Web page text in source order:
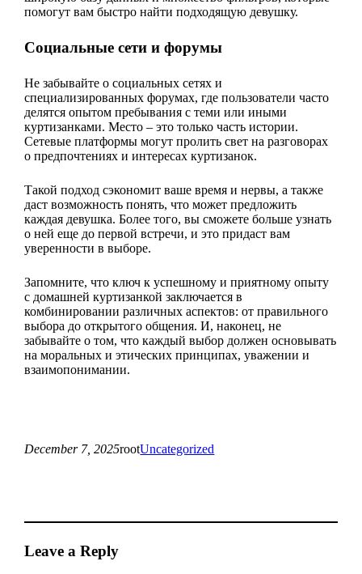
помогут вам быстро найти подходящую девушку.
Социальные сети и форумы
Не забывайте о социальных сетях и
специализированных форумах, где пользователи часто
делятся опытом пребывания с теми или иными
куртизанками. Место – это только часть истории.
Сетевые платформы могут пролить свет на разговорах
о предпочтениях и интересах куртизанок.
Такой подход сэкономит ваше время и нервы, а также
даст возможность понять, что может предложить
каждая девушка. Более того, вы сможете больше узнать
о ней еще до первой встречи, и это придаст вам
уверенности в выборе.
Запомните, что ключ к успешному и приятному опыту
с домашней куртизанкой заключается в
комбинировании различных аспектов: от правильного
выбора до открытого общения. И, наконец, не
забывайте о том, что каждый выбор должен основывать
на моральных и этических принципах, уважении и
взаимопонимании.
December 7, 2025rootUncategorized
Leave a Reply